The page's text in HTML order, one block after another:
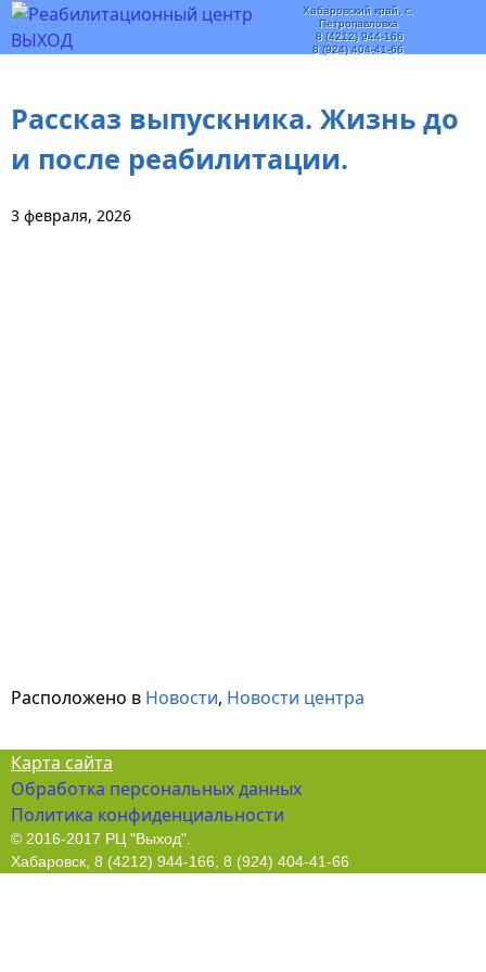
Хабаровский край, с.
Петропавловка
8 (4212) 944-166
8 (924) 404-41-66
Рассказ выпускника. Жизнь до
и после реабилитации.
3 февраля, 2026
Расположено в Новости, Новости центра
Карта сайта
Обработка персональных данных
Политика конфиденциальности
© 2016-2017 РЦ "Выход".
Хабаровск, 8 (4212) 944-166, 8 (924) 404-41-66